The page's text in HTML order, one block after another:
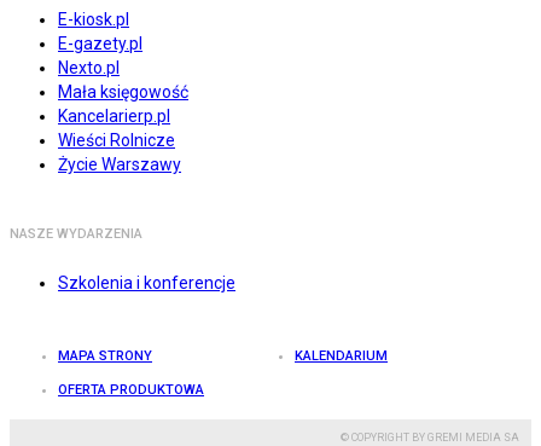
E-kiosk.pl
E-gazety.pl
Nexto.pl
Mała księgowość
Kancelarierp.pl
Wieści Rolnicze
Życie Warszawy
NASZE WYDARZENIA
Szkolenia i konferencje
MAPA STRONY KALENDARIUM
OFERTA PRODUKTOWA
© COPYRIGHT BY GREMI MEDIA SA